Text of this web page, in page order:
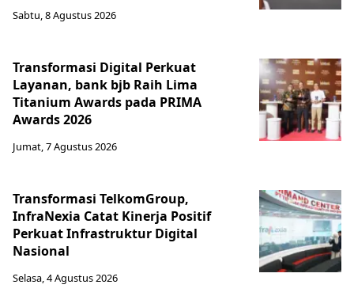
Sabtu, 8 Agustus 2026
Transformasi Digital Perkuat
Layanan, bank bjb Raih Lima
Titanium Awards pada PRIMA
Awards 2026
Jumat, 7 Agustus 2026
Transformasi TelkomGroup,
InfraNexia Catat Kinerja Positif
Perkuat Infrastruktur Digital
Nasional
Selasa, 4 Agustus 2026